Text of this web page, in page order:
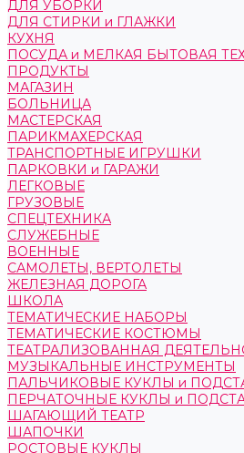
ДЛЯ УБОРКИ
ДЛЯ СТИРКИ и ГЛАЖКИ
КУХНЯ
ПОСУДА и МЕЛКАЯ БЫТОВАЯ
ПРОДУКТЫ
МАГАЗИН
БОЛЬНИЦА
МАСТЕРСКАЯ
ПАРИКМАХЕРСКАЯ
ТРАНСПОРТНЫЕ ИГРУШКИ
ПАРКОВКИ и ГАРАЖИ
ЛЕГКОВЫЕ
ГРУЗОВЫЕ
СПЕЦТЕХНИКА
СЛУЖЕБНЫЕ
ВОЕННЫЕ
САМОЛЕТЫ, ВЕРТОЛЕТЫ
ЖЕЛЕЗНАЯ ДОРОГА
ШКОЛА
ТЕМАТИЧЕСКИЕ НАБОРЫ
ТЕМАТИЧЕСКИЕ КОСТЮМЫ
ТЕАТРАЛИЗОВАННАЯ
МУЗЫКАЛЬНЫЕ ИНСТРУМЕНТЫ
ПАЛЬЧИКОВЫЕ КУКЛЫ и
ПЕРЧАТОЧНЫЕ КУКЛЫ и
ШАГАЮЩИЙ ТЕАТР
ШАПОЧКИ
РОСТОВЫЕ КУКЛЫ